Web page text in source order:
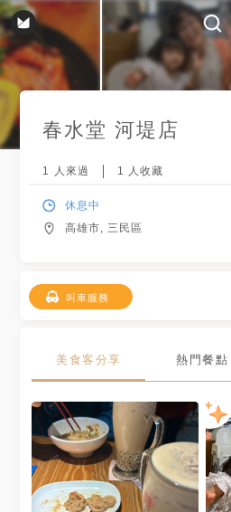
春水堂 河堤店
1 人來過 1 人收藏
休息中
高雄市, 三民區
叫車服務
美食客分享 熱門餐點